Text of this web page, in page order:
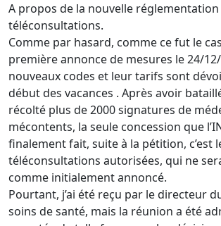
A propos de la nouvelle réglementation
téléconsultations.
Comme par hasard, comme ce fut le
première annonce de mesures le 24/
nouveaux codes et leur tarifs sont
début des vacances . Après avoir
récolté plus de 2000 signatures de
mécontents, la seule concession que
finalement fait, suite à la pétition, c’est
téléconsultations autorisées, qui ne
comme initialement annoncé.
Pourtant, j’ai été reçu par le directeur
soins de santé, mais la réunion a été